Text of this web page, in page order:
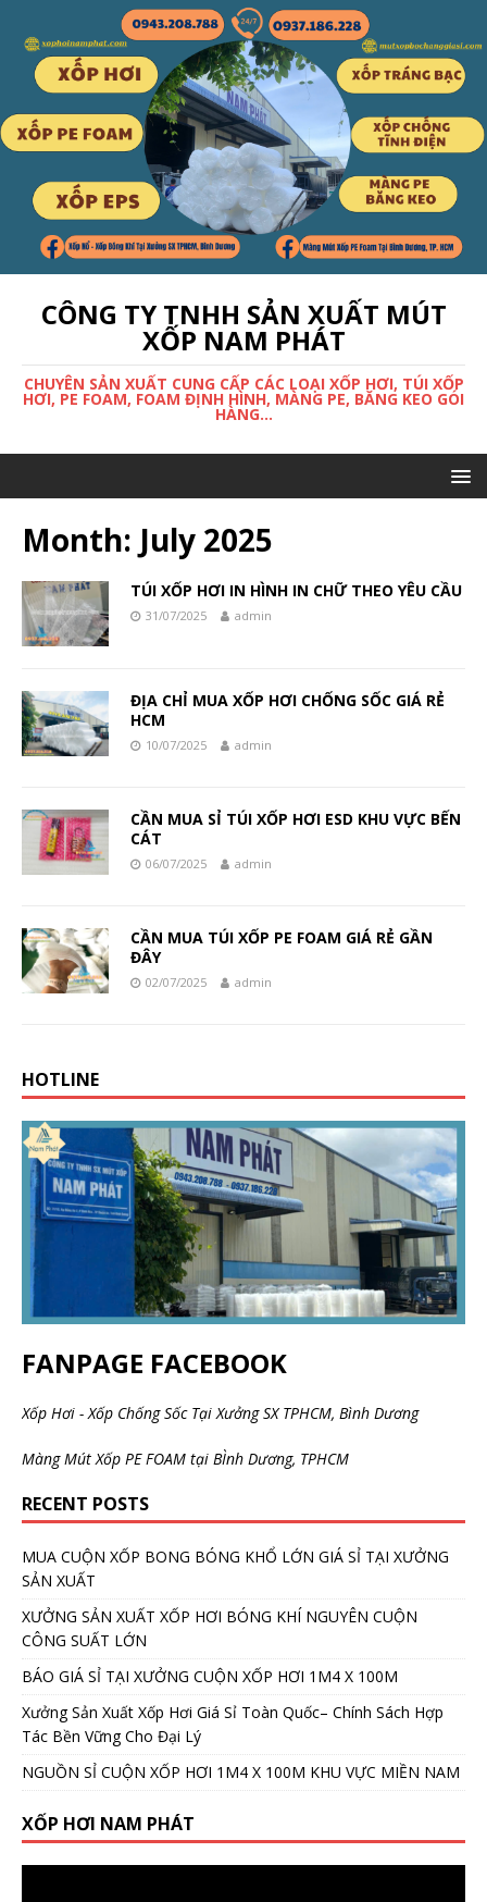
CÔNG TY TNHH SẢN XUẤT MÚT
XỐP NAM PHÁT
CHUYÊN SẢN XUẤT CUNG CẤP CÁC LOẠI XỐP HƠI, TÚI XỐP
HƠI, PE FOAM, FOAM ĐỊNH HÌNH, MÀNG PE, BĂNG KEO GÓI
HÀNG...
Month: July 2025
TÚI XỐP HƠI IN HÌNH IN CHỮ THEO YÊU CẦU
31/07/2025 admin
ĐỊA CHỈ MUA XỐP HƠI CHỐNG SỐC GIÁ RẺ
HCM
10/07/2025 admin
CẦN MUA SỈ TÚI XỐP HƠI ESD KHU VỰC BẾN
CÁT
06/07/2025 admin
CẦN MUA TÚI XỐP PE FOAM GIÁ RẺ GẦN
ĐÂY
02/07/2025 admin
HOTLINE
FANPAGE FACEBOOK
Xốp Hơi - Xốp Chống Sốc Tại Xưởng SX TPHCM, Bình Dương
Màng Mút Xốp PE FOAM tại BÌnh Dương, TPHCM
RECENT POSTS
MUA CUỘN XỐP BONG BÓNG KHỔ LỚN GIÁ SỈ TẠI XƯỞNG
SẢN XUẤT
XƯỞNG SẢN XUẤT XỐP HƠI BÓNG KHÍ NGUYÊN CUỘN
CÔNG SUẤT LỚN
BÁO GIÁ SỈ TẠI XƯỞNG CUỘN XỐP HƠI 1M4 X 100M
Xưởng Sản Xuất Xốp Hơi Giá Sỉ Toàn Quốc– Chính Sách Hợp
Tác Bền Vững Cho Đại Lý
NGUỒN SỈ CUỘN XỐP HƠI 1M4 X 100M KHU VỰC MIỀN NAM
XỐP HƠI NAM PHÁT